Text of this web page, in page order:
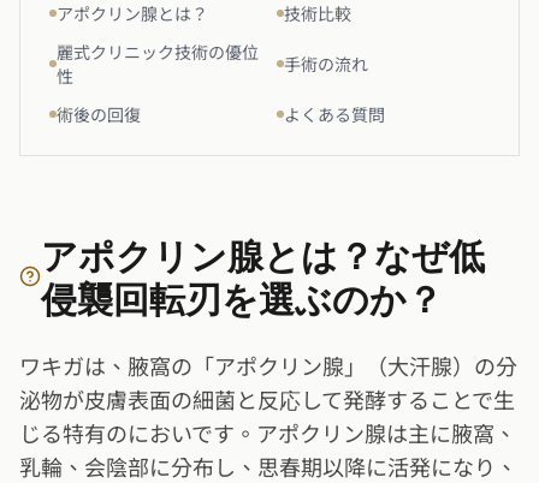
アポクリン腺とは？
技術比較
麗式クリニック技術の優位
性
手術の流れ
術後の回復 よくある質問
アポクリン腺とは？なぜ低
侵襲回転刃を選ぶのか？
ワキガは、腋窩の「アポクリン腺」（大汗腺）の分
泌物が皮膚表面の細菌と反応して発酵することで生
じる特有のにおいです。アポクリン腺は主に腋窩、
乳輪、会陰部に分布し、思春期以降に活発になり、